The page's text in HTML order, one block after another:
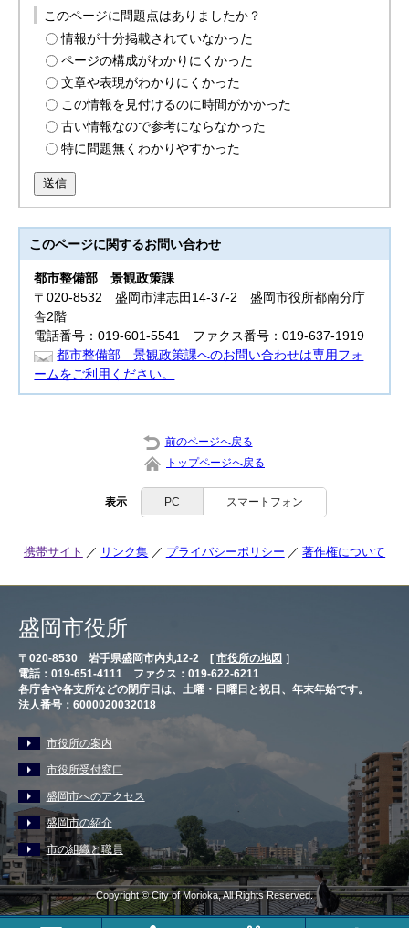
このページに問題点はありましたか？
情報が十分掲載されていなかった
ページの構成がわかりにくかった
文章や表現がわかりにくかった
この情報を見付けるのに時間がかかった
古い情報なので参考にならなかった
特に問題無くわかりやすかった
送信
このページに関するお問い合わせ
都市整備部景観政策課
〒020-8532 盛岡市津志田14-37-2 盛岡市役所都南分庁
舎2階
電話番号：019-601-5541 ファクス番号：019-637-1919
都市整備部 景観政策課へのお問い合わせは専用フォ
ームをご利用ください。
前のページへ戻る
トップページへ戻る
表示 PC スマートフォン
携帯サイト リンク集 プライバシーポリシー 著作権について
盛岡市役所
〒020-8530 岩手県盛岡市内丸12-2 [ 市役所の地図 ］
電話：019-651-4111 ファクス：019-622-6211
各庁舎や各支所などの閉庁日は、土曜・日曜日と祝日、年末年始です。
法人番号：6000020032018
市役所の案内
市役所受付窓口
盛岡市へのアクセス
盛岡市の紹介
市の組織と職員
Copyright © City of Morioka, All Rights Reserved.